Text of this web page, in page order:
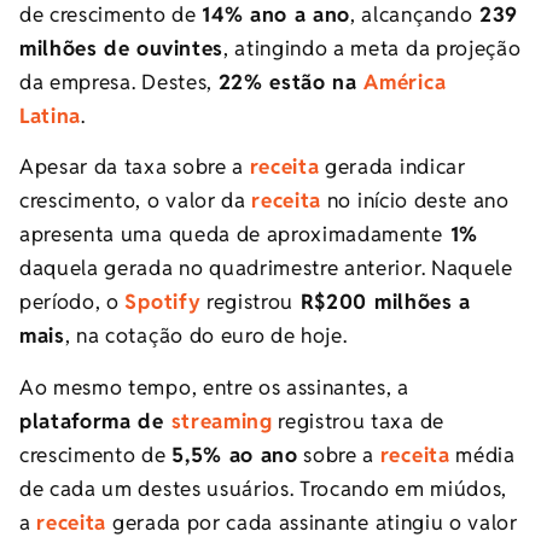
de crescimento de 14% ano a ano, alcançando 239
milhões de ouvintes, atingindo a meta da projeção
da empresa. Destes, 22% estão naAmérica
Latina.
Apesar da taxa sobre a receita gerada indicar
crescimento, o valor da receita no início deste ano
apresenta uma queda de aproximadamente 1%
daquela gerada no quadrimestre anterior. Naquele
período, oSpotify registrou R$200 milhões a
mais, na cotação do euro de hoje.
Ao mesmo tempo, entre os assinantes, a
plataforma de streaming registrou taxa de
crescimento de 5,5% ao ano sobre a receita média
de cada um destes usuários. Trocando em miúdos,
a receita gerada por cada assinante atingiu o valor